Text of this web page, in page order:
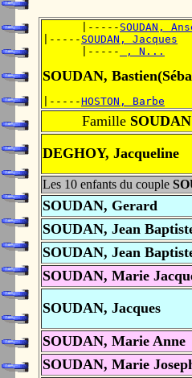
      |-----
SOUDAN,
|----- SOUDAN, Jacques
      |-----
, N...
SOUDAN,
|-----HOSTON, Barbe
Famille
DEGHOY, Jacqueline
Les 10 enfants du couple
SOUDAN, Gerard
SOUDAN, Jean
SOUDAN, Jean
SOUDAN, Marie
SOUDAN, Jacques
SOUDAN, Marie Anne
SOUDAN, Marie